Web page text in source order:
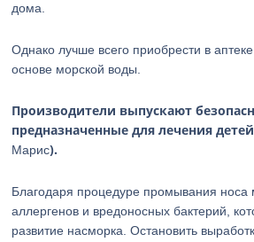
дома.
Однако лучше всего приобрести в
основе морской воды.
Производители выпускают
предназначенные для лечения
Марис).
Благодаря процедуре промывания носа
аллергенов и вредоносных бактерий,
развитие насморка. Остановить